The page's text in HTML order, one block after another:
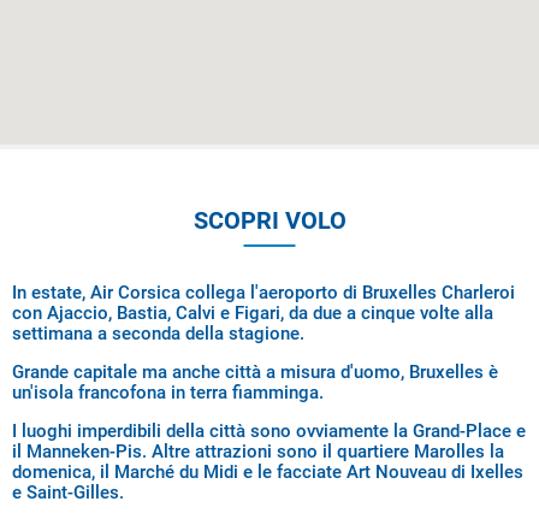
SCOPRI VOLO
In estate, Air Corsica collega l'aeroporto di Bruxelles Charleroi
con Ajaccio, Bastia, Calvi e Figari, da due a cinque volte alla
settimana a seconda della stagione.
Grande capitale ma anche città a misura d'uomo, Bruxelles è
un'isola francofona in terra fiamminga.
I luoghi imperdibili della città sono ovviamente la Grand-Place e
il Manneken-Pis. Altre attrazioni sono il quartiere Marolles la
domenica, il Marché du Midi e le facciate Art Nouveau di Ixelles
e Saint-Gilles.